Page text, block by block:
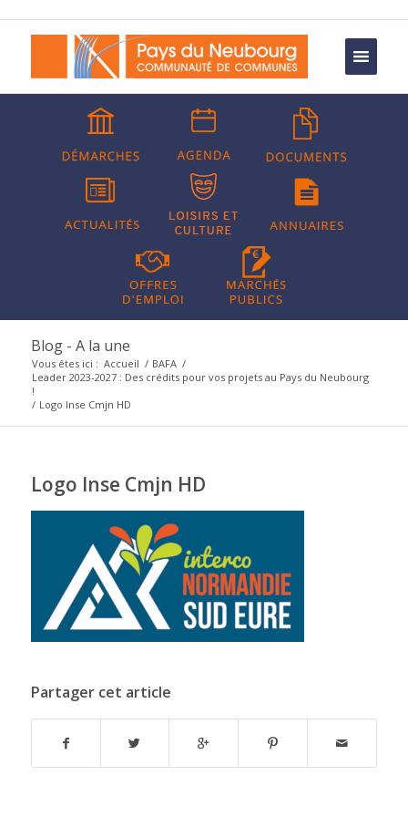
Blog - A la une
Vous êtes ici : Accueil / BAFA /
Leader 2023-2027 : Des crédits pour vos projets au Pays du Neubourg
!
/ Logo Inse Cmjn HD
Logo Inse Cmjn HD
Partager cet article